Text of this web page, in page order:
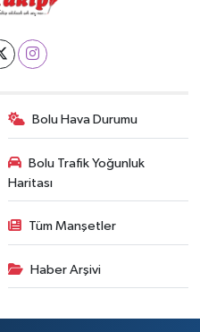
Bolu Hava Durumu
Bolu Trafik Yoğunluk
Haritası
Tüm Manşetler
Haber Arşivi